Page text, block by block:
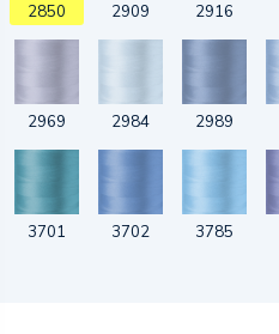
2850 2909 2916
2969 2984 2989
3701 3702 3785